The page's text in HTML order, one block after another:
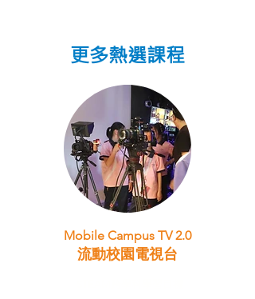
更多熱選課程
Mobile Campus TV 2.0
流動校園電視台